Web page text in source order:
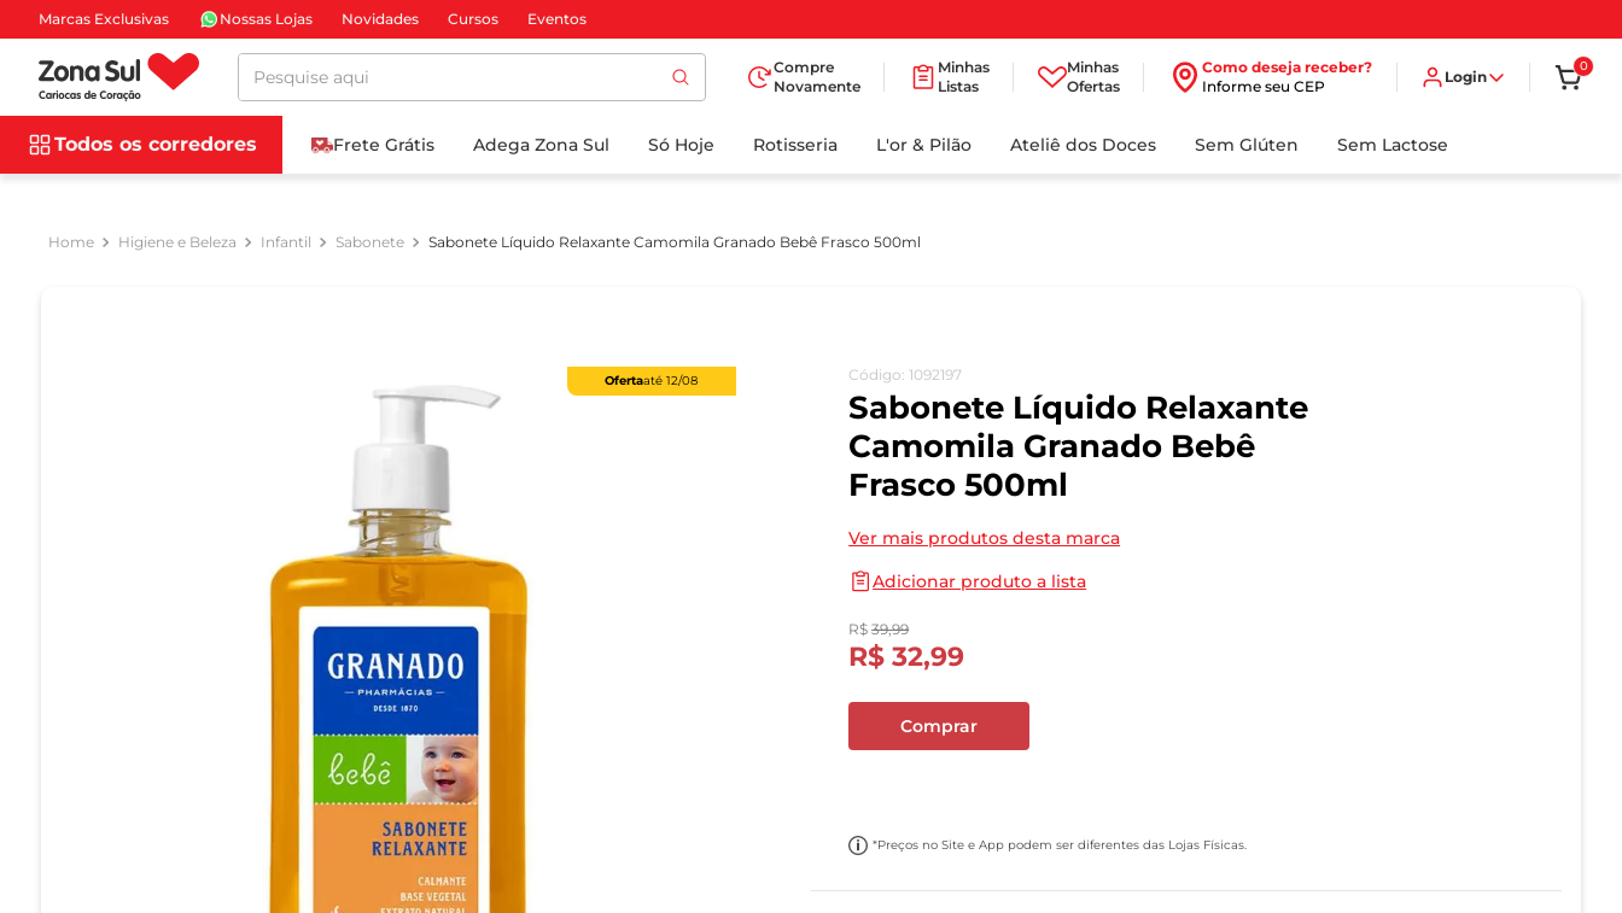
Marcas Exclusivas Nossas Lojas Novidades Cursos Eventos
Pesquise aqui
Compre
Novamente
Minhas
Listas
Minhas
Ofertas
Como deseja receber?
Informe seu CEP
Login
0
Todos os corredores Frete Grátis Adega Zona Sul Só Hoje Rotisseria L'or & Pilão Ateliê dos Doces Sem Glúten Sem Lactose
Higiene e Beleza Infantil Sabonete Sabonete Líquido Relaxante Camomila Granado Bebê Frasco 500ml
Ofertaaté12/08 Código: 1092197
Sabonete Líquido Relaxante
Camomila Granado Bebê
Frasco 500ml
Ver mais produtos desta marca
Adicionar produto a lista
R$ 39,99
R$ 32,99
Comprar
*Preços no Site e App podem ser diferentes das Lojas Físicas.
BUSCADOS
6